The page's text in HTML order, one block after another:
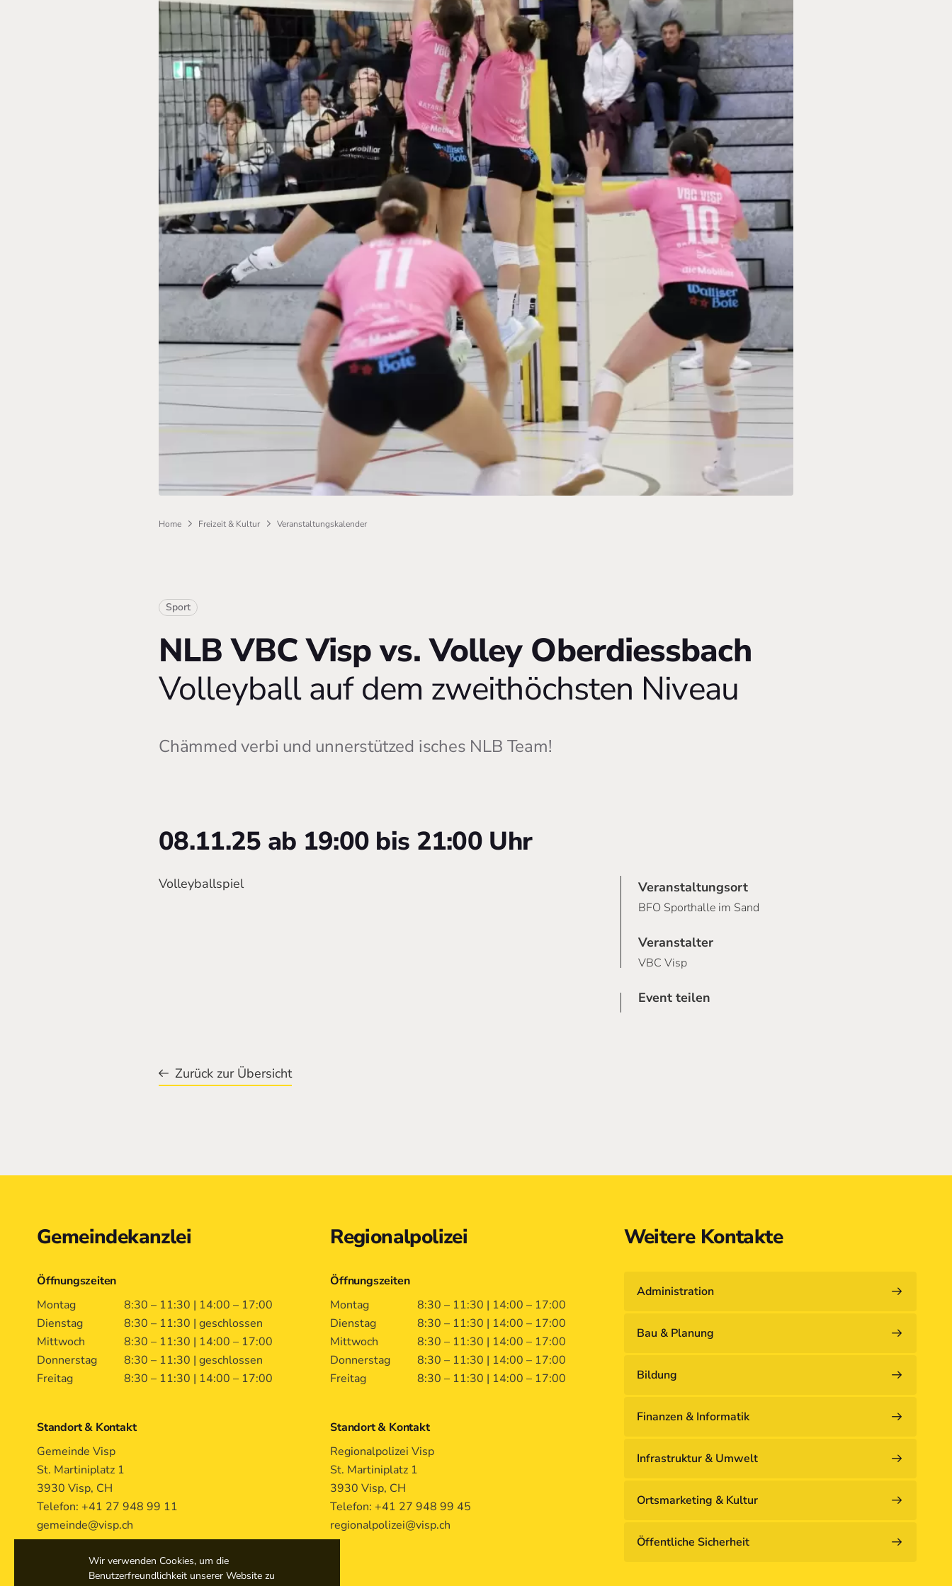
Home Freizeit & Kultur Veranstaltungskalender
Sport
NLB VBC Visp vs. Volley Oberdiessbach
Volleyball auf dem zweithöchsten Niveau
Chämmed verbi und unnerstützed isches NLB Team!
08.11.25 ab 19:00 bis 21:00 Uhr
Volleyballspiel Veranstaltungsort
BFO Sporthalle im Sand
Veranstalter
VBC Visp
Event teilen
Zurück zur Übersicht
Gemeindekanzlei
Öffnungszeiten
Montag
8:30 – 11:30 | 14:00 – 17:00
Dienstag
8:30 – 11:30 | geschlossen
Mittwoch
8:30 – 11:30 | 14:00 – 17:00
Donnerstag
8:30 – 11:30 | geschlossen
Freitag
8:30 – 11:30 | 14:00 – 17:00
Standort & Kontakt
Gemeinde Visp
St. Martiniplatz 1
3930 Visp, CH
Telefon: +41 27 948 99 11
gemeinde@visp.ch
Regionalpolizei
Öffnungszeiten
Montag
8:30 – 11:30 | 14:00 – 17:00
Dienstag
8:30 – 11:30 | 14:00 – 17:00
Mittwoch
8:30 – 11:30 | 14:00 – 17:00
Donnerstag
8:30 – 11:30 | 14:00 – 17:00
Freitag
8:30 – 11:30 | 14:00 – 17:00
Standort & Kontakt
Regionalpolizei Visp
St. Martiniplatz 1
3930 Visp, CH
Telefon: +41 27 948 99 45
regionalpolizei@visp.ch
Weitere Kontakte
Administration
Bau & Planung
Bildung
Finanzen & Informatik
Infrastruktur & Umwelt
Ortsmarketing & Kultur
Öffentliche Sicherheit
Wir verwenden Cookies, um die
Benutzerfreundlichkeit unserer Website zu